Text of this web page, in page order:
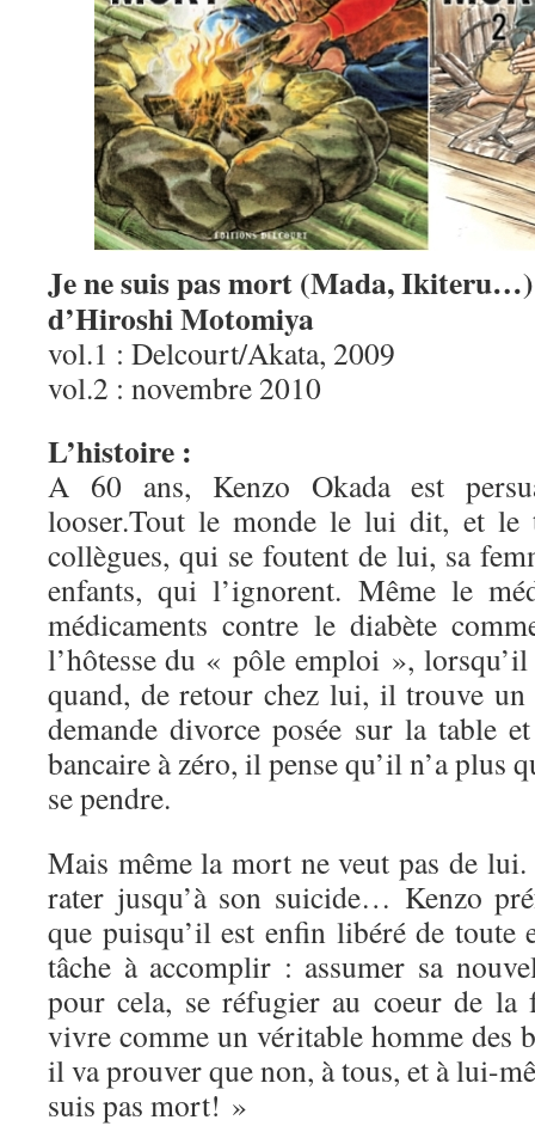
Je ne suis pas mort (Mada, Ikiteru…)
d’Hiroshi Motomiya
vol.1 : Delcourt/Akata, 2009
vol.2 : novembre 2010
L’histoire :
A 60 ans, Kenzo Okada est
looser.Tout le monde le lui dit, et le
collègues, qui se foutent de lui, sa
enfants, qui l’ignorent. Même le
médicaments contre le diabète
l’hôtesse du « pôle emploi »,
quand, de retour chez lui, il trouve un
demande divorce posée sur la table
bancaire à zéro, il pense qu’il n’a plus
se pendre.
Mais même la mort ne veut pas de
rater jusqu’à son suicide… Kenzo
que puisqu’il est enfin libéré de toute
tâche à accomplir : assumer sa
pour cela, se réfugier au coeur de la
vivre comme un véritable homme des
il va prouver que non, à tous, et à lui-
suis pas mort! »